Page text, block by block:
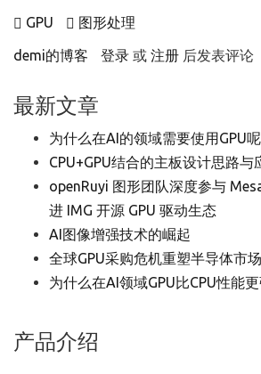
GPU 图形处理
demi的博客 登录 或 注册 后发表评论
最新文章
为什么在AI的领域需要使用GPU呢
CPU+GPU结合的主板设计思路与
openRuyi 图形团队深度参与
进 IMG 开源 GPU 驱动生态
AI图像增强技术的崛起
全球GPU采购危机重塑半导体市
为什么在AI领域GPU比CPU性能更
产品介绍